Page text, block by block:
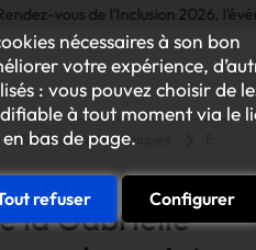
nécessaires à son bon
votre expérience,
: vous pouvez choisir de
à tout moment via le
bas de page.
refuser Configurer
vous de l'Inclusion 2026,
Articles et communiqués
la Gabrielle